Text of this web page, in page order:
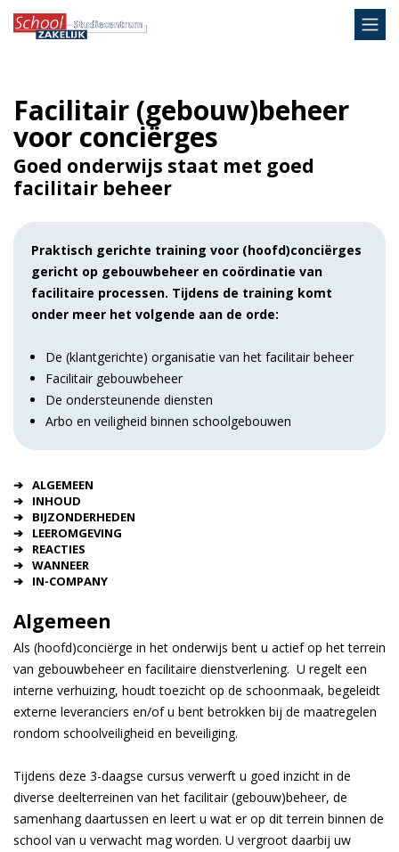
Facilitair (gebouw)beheer
voor conciërges
Goed onderwijs staat met goed
facilitair beheer
Praktisch gerichte training voor (hoofd)conciërges
gericht op gebouwbeheer en coördinatie van
facilitaire processen. Tijdens de training komt
onder meer het volgende aan de orde:
De (klantgerichte) organisatie van het facilitair beheer
Facilitair gebouwbeheer
De ondersteunende diensten
Arbo en veiligheid binnen schoolgebouwen
ALGEMEEN
INHOUD
BIJZONDERHEDEN
LEEROMGEVING
REACTIES
WANNEER
IN-COMPANY
Algemeen
Als (hoofd)conciërge in het onderwijs bent u actief op het terrein
van gebouwbeheer en facilitaire dienstverlening. U regelt een
interne verhuizing, houdt toezicht op de schoonmaak, begeleidt
externe leveranciers en/of u bent betrokken bij de maatregelen
rondom schoolveiligheid en beveiliging.
Tijdens deze 3-daagse cursus verwerft u goed inzicht in de
diverse deelterreinen van het facilitair (gebouw)beheer, de
samenhang daartussen en leert u wat er op dit terrein binnen de
school van u verwacht mag worden. U vergroot daarbij uw